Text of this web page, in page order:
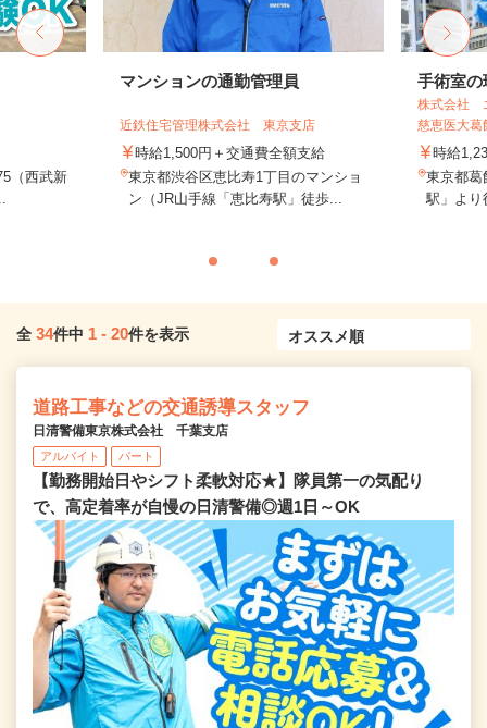
（西武新
マンションの通勤管理員
近鉄住宅管理株式会社 東京支店
時給1,500円＋交通費全額支給
東京都渋谷区恵比寿1丁目のマンショ
ン（JR山手線「恵比寿駅」徒歩...
手術室の
株式会社
慈恵医大葛
時給
東京都葛
駅」より
全 34件中 1 - 20件を表示
道路工事などの交通誘導スタッフ
日清警備東京株式会社 千葉支店
アルバイト パート
【勤務開始日やシフト柔軟対応★】隊員第一の気配り
で、高定着率が自慢の日清警備◎週1日～OK